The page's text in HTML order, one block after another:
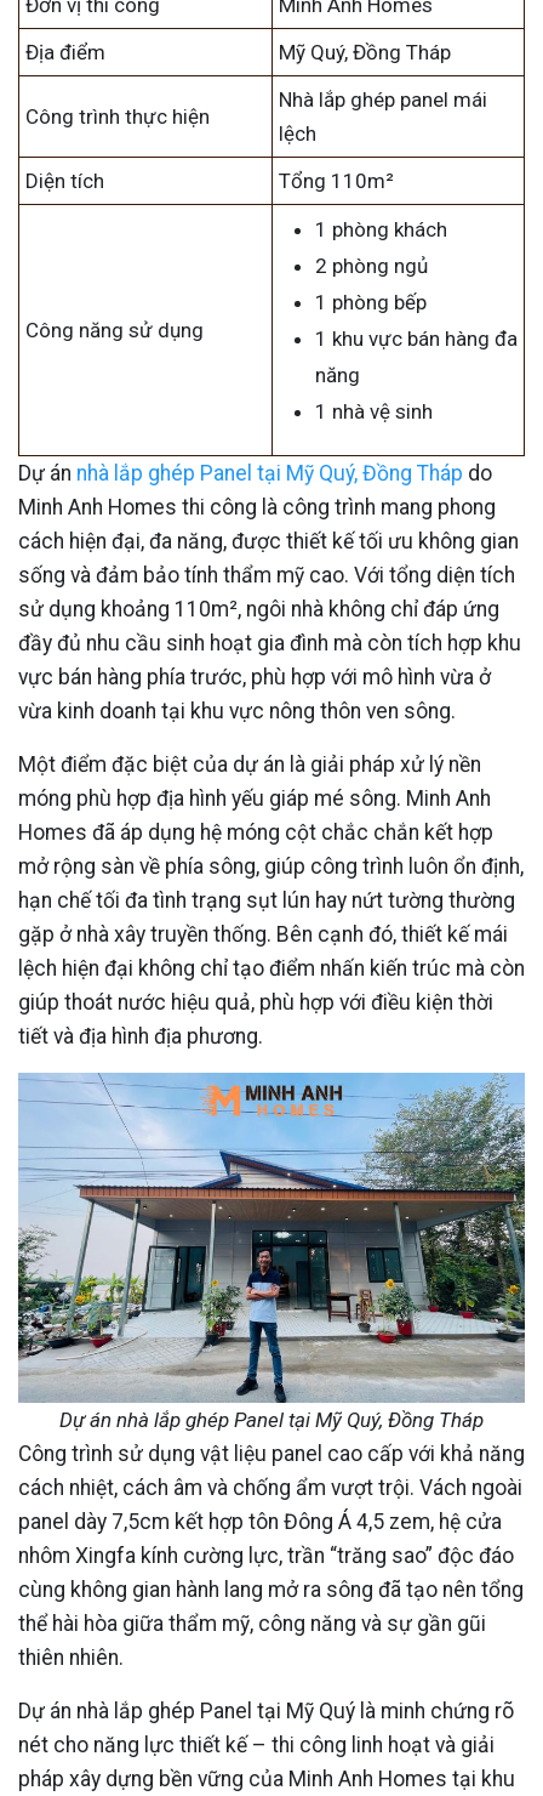
Đơn vị thi công
Minh Anh Homes
Địa điểm
Mỹ Quý, Đồng Tháp
Công trình thực hiện
Nhà lắp ghép panel mái
lệch
Diện tích
Tổng 110m²
Công năng sử dụng
1 phòng khách
2 phòng ngủ
1 phòng bếp
1 khu vực bán hàng đa
năng
1 nhà vệ sinh
Dự án nhà lắp ghép Panel tại Mỹ Quý, Đồng Tháp do
Minh Anh Homes thi công là công trình mang phong
cách hiện đại, đa năng, được thiết kế tối ưu không gian
sống và đảm bảo tính thẩm mỹ cao. Với tổng diện tích
sử dụng khoảng 110m², ngôi nhà không chỉ đáp ứng
đầy đủ nhu cầu sinh hoạt gia đình mà còn tích hợp khu
vực bán hàng phía trước, phù hợp với mô hình vừa ở
vừa kinh doanh tại khu vực nông thôn ven sông.
Một điểm đặc biệt của dự án là giải pháp xử lý nền
móng phù hợp địa hình yếu giáp mé sông. Minh Anh
Homes đã áp dụng hệ móng cột chắc chắn kết hợp
mở rộng sàn về phía sông, giúp công trình luôn ổn định,
hạn chế tối đa tình trạng sụt lún hay nứt tường thường
gặp ở nhà xây truyền thống. Bên cạnh đó, thiết kế mái
lệch hiện đại không chỉ tạo điểm nhấn kiến trúc mà còn
giúp thoát nước hiệu quả, phù hợp với điều kiện thời
tiết và địa hình địa phương.
Dự án nhà lắp ghép Panel tại Mỹ Quý, Đồng Tháp
Công trình sử dụng vật liệu panel cao cấp với khả năng
cách nhiệt, cách âm và chống ẩm vượt trội. Vách ngoài
panel dày 7,5cm kết hợp tôn Đông Á 4,5 zem, hệ cửa
nhôm Xingfa kính cường lực, trần “trăng sao” độc đáo
cùng không gian hành lang mở ra sông đã tạo nên tổng
thể hài hòa giữa thẩm mỹ, công năng và sự gần gũi
thiên nhiên.
Dự án nhà lắp ghép Panel tại Mỹ Quý là minh chứng rõ
nét cho năng lực thiết kế – thi công linh hoạt và giải
pháp xây dựng bền vững của Minh Anh Homes tại khu